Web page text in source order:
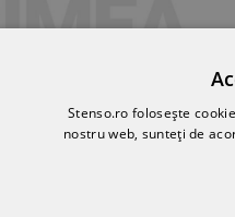
Stenso.ro folosește
nostru web, sunteți de